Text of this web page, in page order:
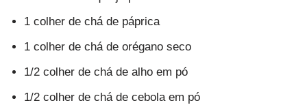
1 colher de chá de páprica
1 colher de chá de orégano seco
1/2 colher de chá de alho em pó
1/2 colher de chá de cebola em pó